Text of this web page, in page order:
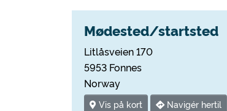
Mødested/startsted
Litlåsveien 170
5953 Fonnes
Norway
Vis på kort Navigér hertil